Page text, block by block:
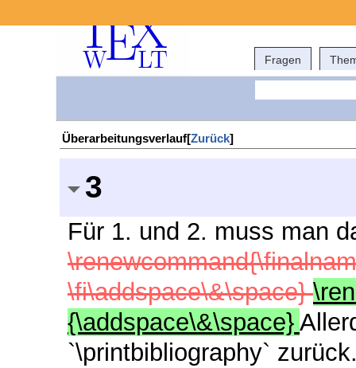
Fragen
Überarbeitungsverlauf[Zurück]
3
Für 1. und 2. muss man
\fi\addspace\&\space}
{\addspace\&\space}
`\printbibliography`